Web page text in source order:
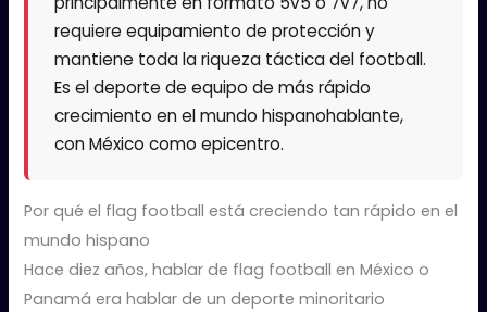
requiere equipamiento de protección y
mantiene toda la riqueza táctica del football.
Es el deporte de equipo de más rápido
crecimiento en el mundo hispanohablante,
con México como epicentro.
Por qué el flag football está creciendo tan rápido en el
mundo hispano
Hace diez años, hablar de flag football en México o
Panamá era hablar de un deporte minoritario